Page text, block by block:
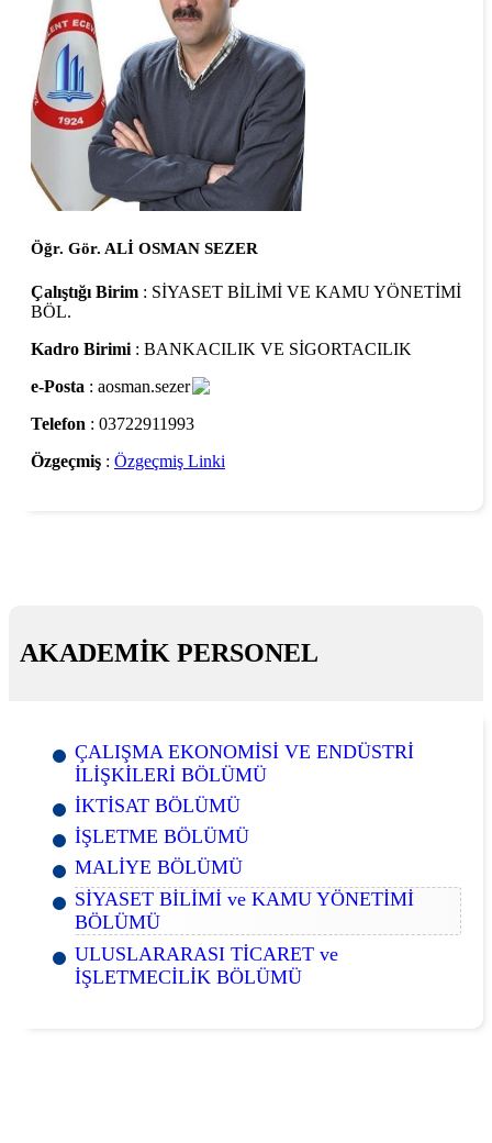
Öğr. Gör. ALİ OSMAN SEZER
Çalıştığı Birim : SİYASET BİLİMİ VE KAMU YÖNETİMİ
BÖL.
Kadro Birimi : BANKACILIK VE SİGORTACILIK
e-Posta : aosman.sezer
Telefon : 03722911993
Özgeçmiş : Özgeçmiş Linki
AKADEMİK PERSONEL
ÇALIŞMA EKONOMİSİ VE ENDÜSTRİ
İLİŞKİLERİ BÖLÜMÜ
İKTİSAT BÖLÜMÜ
İŞLETME BÖLÜMÜ
MALİYE BÖLÜMÜ
SİYASET BİLİMİ ve KAMU YÖNETİMİ
BÖLÜMÜ
ULUSLARARASI TİCARET ve
İŞLETMECİLİK BÖLÜMÜ